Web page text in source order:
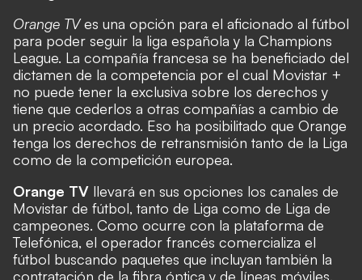
Orange TVes una opción para el aficionado al fútbol
para poder seguir la liga española y la Champions
League. La compañía francesa se ha beneficiado del
dictamen de la competencia por el cual Movistar +
no puede tener la exclusiva sobre los derechos y
tiene que cederlos a otras compañías a cambio de
un precio acordado. Eso ha posibilitado que Orange
tenga los derechos de retransmisión tanto de la Liga
como de la competición europea.
Orange TV llevará en sus opciones los canales de
Movistar de fútbol, tanto de Liga como de Liga de
campeones. Como ocurre con la plataforma de
Telefónica, el operador francés comercializa el
fútbol buscando paquetes que incluyan también la
contratación de la fibra óptica y de líneas móviles.